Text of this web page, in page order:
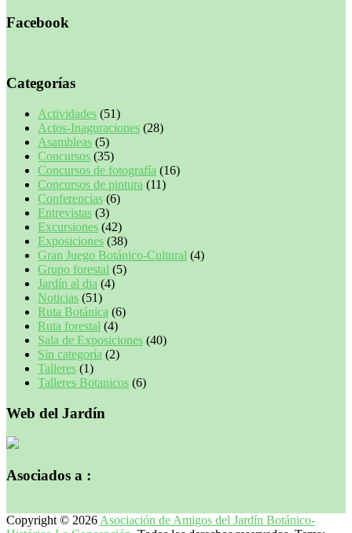
Facebook
Categorías
Actividades (51)
Actos-Inaguraciones (28)
Asambleas (5)
Concursos (35)
Concursos de fotografía (16)
Concursos de pintura (11)
Conferencias (6)
Entrevistas (3)
Excursiones (42)
Exposiciones (38)
Gran Juego Botánico-Cultural (4)
Grupo forestal (5)
Jardín al dia (4)
Noticias (51)
Ruta Botánica (6)
Ruta forestal (4)
Sala de Exposiciones (40)
Sin categoría (2)
Talleres (1)
Talleres Botanicos (6)
Web del Jardín
Asociados a :
Copyright © 2026 Asociación de Amigos del Jardín Botánico-